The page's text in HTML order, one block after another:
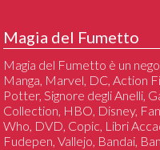
Magia del Fumetto
Magia del Fumetto è un
Manga, Marvel, DC, Action
Potter, Signore degli Anelli,
Collection, HBO, Disney,
Who, DVD, Copic, Libri
Fudepen, Vallejo, Bandai,